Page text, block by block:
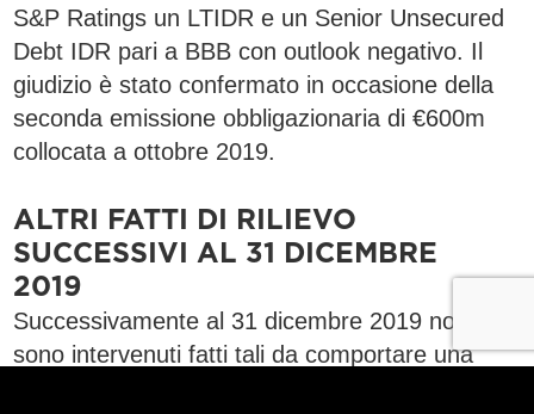
S&P Ratings un LTIDR e un Senior Unsecured
Debt IDR pari a BBB con outlook negativo. Il
giudizio è stato confermato in occasione della
seconda emissione obbligazionaria di €600m
collocata a ottobre 2019.
ALTRI FATTI DI RILIEVO
SUCCESSIVI AL 31 DICEMBRE
2019
Successivamente al 31 dicembre 2019 non
sono intervenuti fatti tali da comportare una